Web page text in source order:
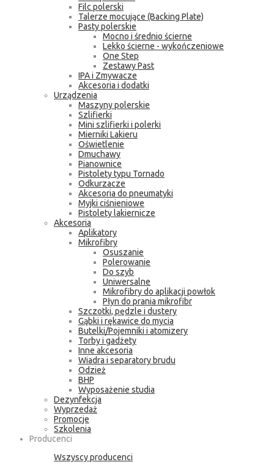
Filc polerski
Talerze mocujące (Backing Plate)
Pasty polerskie
Mocno i średnio ścierne
Lekko ścierne - wykończeniowe
One Step
Zestawy Past
IPA i Zmywacze
Akcesoria i dodatki
Urządzenia
Maszyny polerskie
Szlifierki
Mini szlifierki i polerki
Mierniki Lakieru
Oświetlenie
Dmuchawy
Pianownice
Pistolety typu Tornado
Odkurzacze
Akcesoria do pneumatyki
Myjki ciśnieniowe
Pistolety lakiernicze
Akcesoria
Aplikatory
Mikrofibry
Osuszanie
Polerowanie
Do szyb
Uniwersalne
Mikrofibry do aplikacji powłok
Płyn do prania mikrofibr
Szczotki, pędzle i dustery
Gąbki i rękawice do mycia
Butelki/Pojemniki i atomizery
Torby i gadżety
Inne akcesoria
Wiadra i separatory brudu
Odzież
BHP
Wyposażenie studia
Dezynfekcja
Wyprzedaż
Promocje
Szkolenia
Producenci
Wszyscy producenci